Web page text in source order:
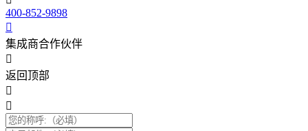
400-852-9898
集成商合作伙伴
返回顶部